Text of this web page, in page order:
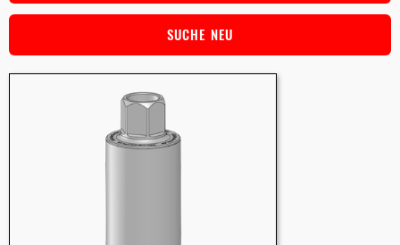
SUCHE NEU